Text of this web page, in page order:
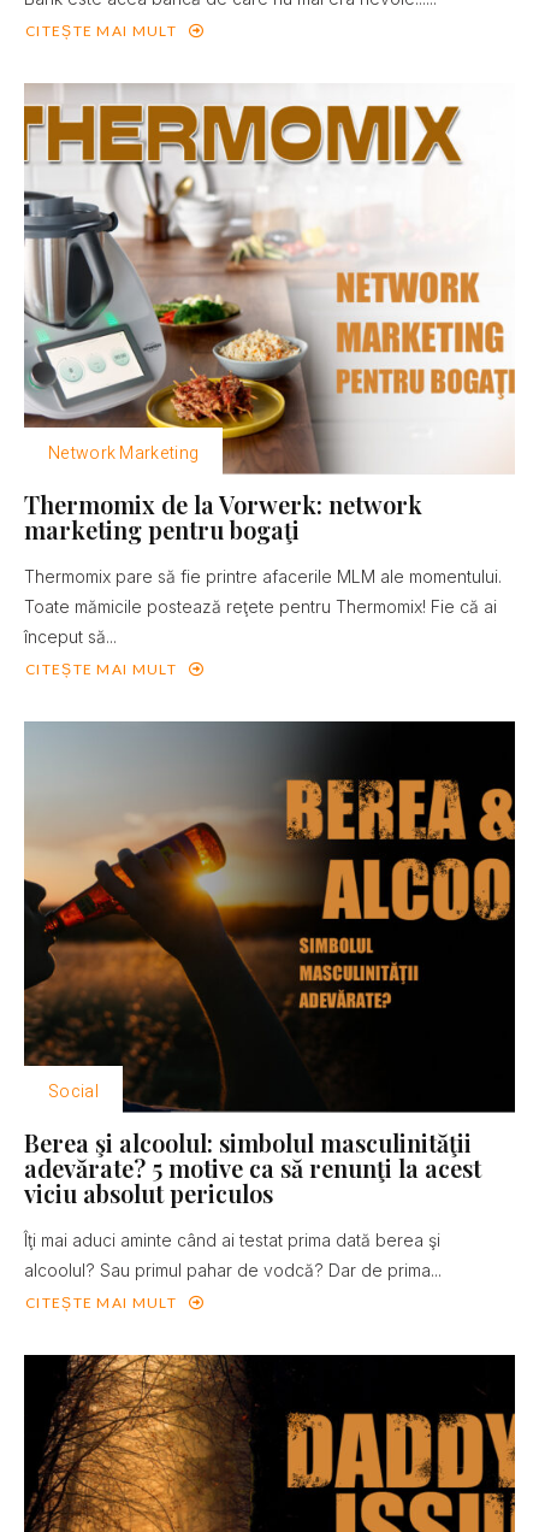
CITEȘTE MAI MULT
Network Marketing
Thermomix de la Vorwerk: network
marketing pentru bogaţi
Thermomix pare să fie printre afacerile MLM ale momentului.
Toate mămicile postează reţete pentru Thermomix! Fie că ai
început să...
CITEȘTE MAI MULT
Social
Berea şi alcoolul: simbolul masculinităţii
adevărate? 5 motive ca să renunţi la acest
viciu absolut periculos
Îţi mai aduci aminte când ai testat prima dată berea şi
alcoolul? Sau primul pahar de vodcă? Dar de prima...
CITEȘTE MAI MULT